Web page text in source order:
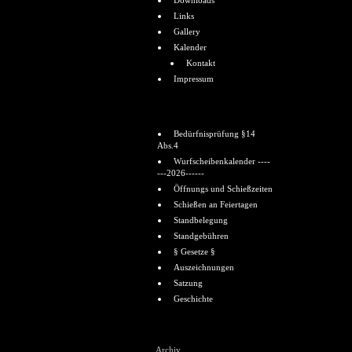
Links
Gallery
Kalender
Kontakt
Impressum
Bedürfnisprüfung §14
Abs.4
Wurfscheibenkalender ----
---2026------
Öffnungs und Schießzeiten
Schießen an Feiertagen
Standbelegung
Standgebühren
§ Gesetze §
Auszeichnungen
Satzung
Geschichte
Archiv